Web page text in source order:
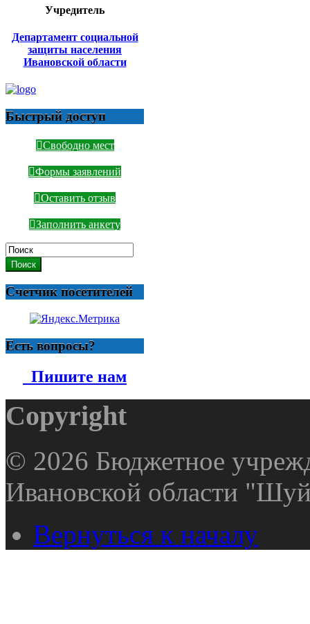
Учредитель
Департамент социальной
защиты населения
Ивановской области
Быстрый доступ
Свободно мест
Формы заявлений
Оставить отзыв
Заполнить анкету
Поиск
Счетчик посетителей
Есть вопросы?
Пишите нам
Copyright
© 2026 Бюджетное
Ивановской области
Вернуться к началу